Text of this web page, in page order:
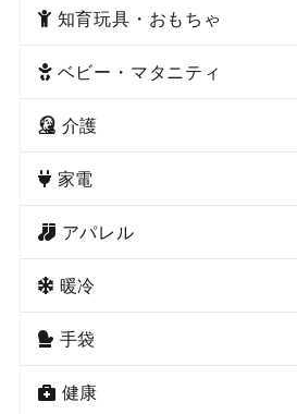
知育玩具・おもちゃ
ベビー・マタニティ
介護
家電
アパレル
暖冷
手袋
健康